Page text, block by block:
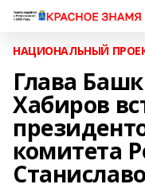
НАЦИОНАЛЬНЫЙ
Глава
Хабиров
комитета